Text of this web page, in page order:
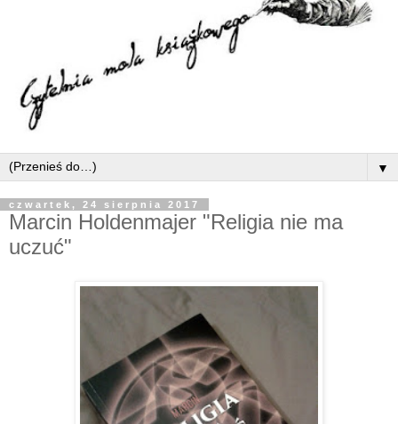
▼
czwartek, 24 sierpnia 2017
Marcin Holdenmajer "Religia nie ma
uczuć"